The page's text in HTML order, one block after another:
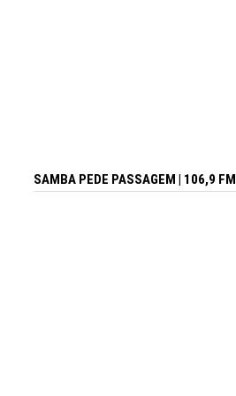
SAMBA PEDE PASSAGEM | 106,9 FM